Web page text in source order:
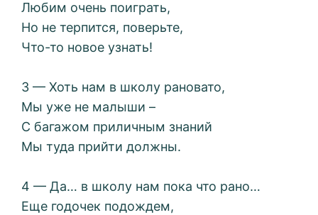
Любим очень поиграть,
Но не терпится, поверьте,
Что-то новое узнать!
3 — Хоть нам в школу рановато,
Мы уже не малыши –
С багажом приличным знаний
Мы туда прийти должны.
4 — Да… в школу нам пока что рано…
Еще годочек подождем,